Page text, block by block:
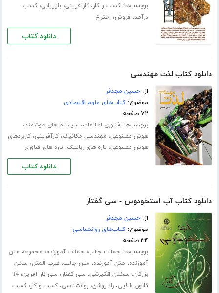
برچسب‌ها:کسب و کار،کارآفرینی،بازاریابی،کسب
درآمد، فروش، اختراع
دانلود کتاب
دانلود کتاب لذت مهندسی
از:حسین مجدفر
موضوع:کتاب‌های علوم اقتصادی
۷۲ صفحه
برچسب‌ها: فناوری اطلاعات، سیستم های هوشمند،
هوش مصنوعی، مهندسی مکانیک،کارآفرینی،کاربردهای
هوش مصنوعی، تازه های رباتیک، تازه های فناوری
دانلود کتاب
دانلود کتاب آب استخودوس - سی گفتار
از:حسین مجدفر
موضوع:کتاب‌های روانشناسی
۳۴ صفحه
برچسب‌ها: جملات جالب، جملات آموزنده، مجموعه متن
آموزنده، متن آموزنده، متن جالب،ضرب المثل، سخن
بزرگان، سخنان انگیزشی، سی گفتار، سی کار آفرین،14
قانون طلایی،راه روشن،روانشناسی،کسب و کار،کسب